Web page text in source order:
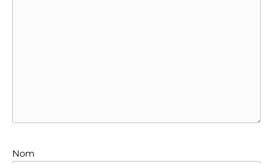
Nom